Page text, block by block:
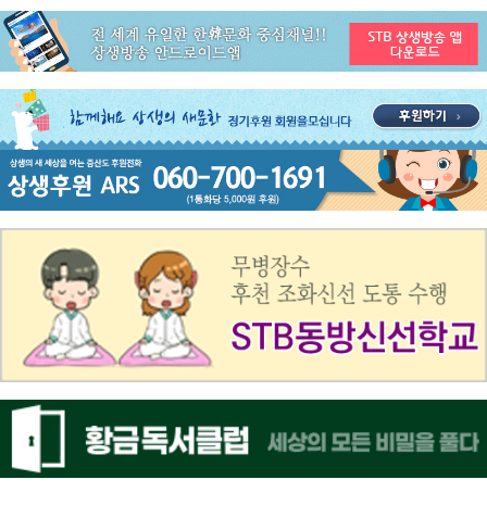
공지사항
ON AIR 서비스 장애 복구 안내
공지사항
STB 5월4주(5.25~5.31) 주간 추천 프로그램